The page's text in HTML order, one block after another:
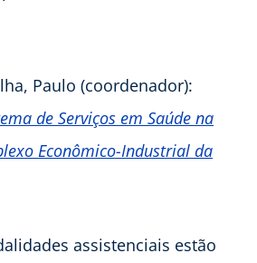
Paulo (coordenador):
de Serviços em Saúde na
Econômico-Industrial da
assistenciais estão